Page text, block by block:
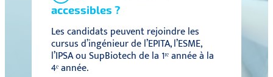
accessibles ?
Les candidats peuvent rejoindre les
cursus d’ingénieur de l’EPITA, l’ESME,
l’IPSA ou SupBiotech de la 1ʳᵉ année à la
4ᵉ année.